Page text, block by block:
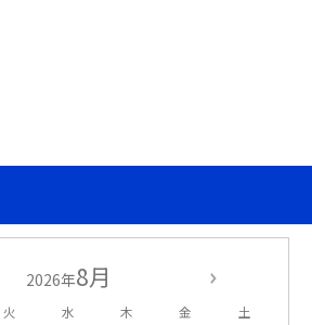
2026年8月
火 水 木 金 土